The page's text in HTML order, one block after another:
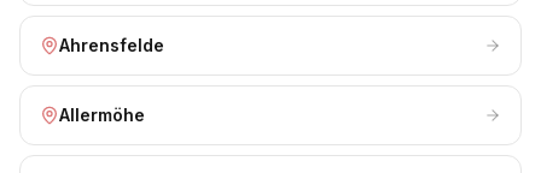
Ahrensfelde
Allermöhe